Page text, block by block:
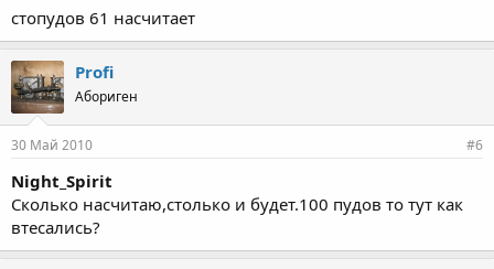
стопудов 61 насчитает
Profi
Абориген
30 Май 2010 #6
Night_Spirit
Сколько насчитаю,столько и будет.100 пудов то тут как
втесались?